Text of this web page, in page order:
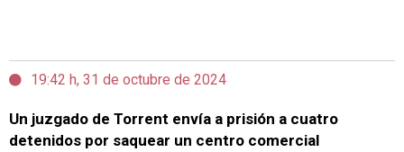
19:42 h, 31 de octubre de 2024
Un juzgado de Torrent envía a prisión a cuatro
detenidos por saquear un centro comercial